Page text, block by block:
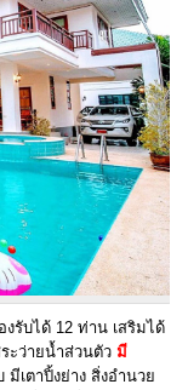
งรับได้ 12 ท่าน เสริมได้
ะว่ายน้ำส่วนตัว มี
เตาปิ้งย่าง สิ่งอำนวย